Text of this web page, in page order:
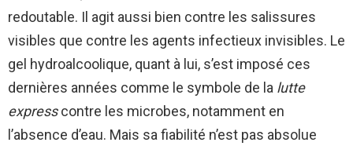
redoutable. Il agit aussi bien contre les salissures
visibles que contre les agents infectieux invisibles. Le
gel hydroalcoolique, quant à lui, s’est imposé ces
dernières années comme le symbole de la lutte
expresscontre les microbes, notamment en
l’absence d’eau. Mais sa fiabilité n’est pas absolue